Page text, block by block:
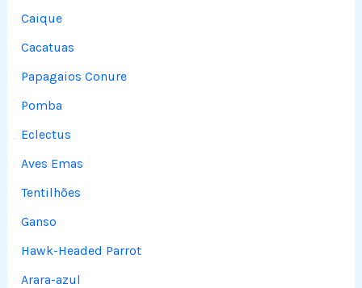
Caique
Cacatuas
Papagaios Conure
Pomba
Eclectus
Aves Emas
Tentilhões
Ganso
Hawk-Headed Parrot
Arara-azul